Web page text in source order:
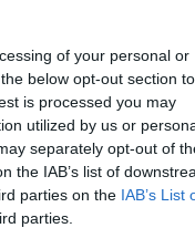
of your personal or
below opt-out section to
is processed you may
utilized by us or
separately opt-out of
the IAB’s list of
parties on the IAB’s List
parties.